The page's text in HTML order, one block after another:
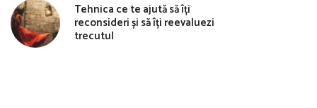
Tehnica ce te ajută să îți
reconsideri și să îți reevaluezi
trecutul